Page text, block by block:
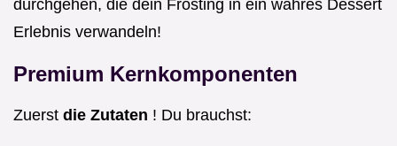
durchgehen, die dein Frosting in ein wahres Dessert
Erlebnis verwandeln!
Premium Kernkomponenten
Zuerst die Zutaten ! Du brauchst: